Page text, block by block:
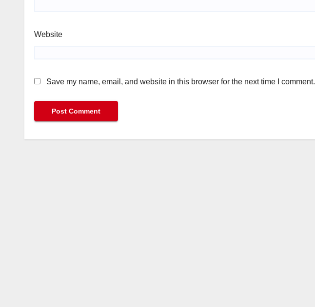
Website
Save my name, email, and website in this browser for the next time I comment.